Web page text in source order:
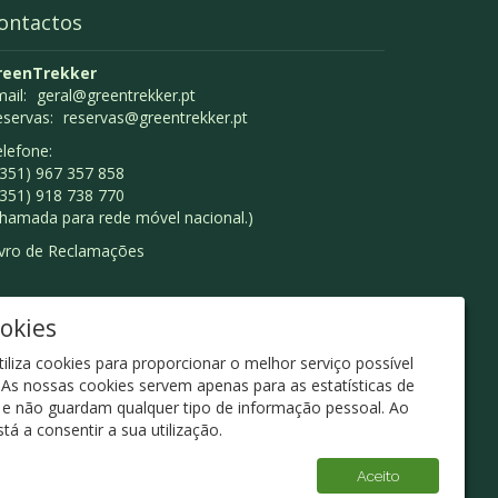
geral@greentrekker.pt
reservas@greentrekker.pt
967 357 858
918 738 770
para rede móvel nacional.)
de Reclamações
cookies para proporcionar o melhor serviço possível
nossas cookies servem apenas para as estatísticas de
não guardam qualquer tipo de informação pessoal. Ao
a consentir a sua utilização.
Aceito